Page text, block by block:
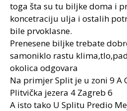
toga šta su tu biljke doma i
koncetraciju ulja i ostalih
bile prvoklasne.
Prenesene biljke trebate
samoniklo rastu
okolica odgovara
Na primjer Split je u zoni 9 A
Plitvička jezera 4 Zagreb 6
A isto tako U Splitu Predio